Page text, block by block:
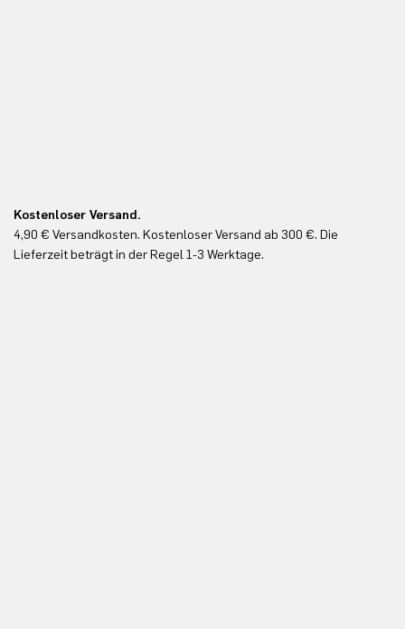
Kostenloser Versand.
4,90 € Versandkosten. Kostenloser Versand ab 300 €. Die
Lieferzeit beträgt in der Regel 1-3 Werktage.